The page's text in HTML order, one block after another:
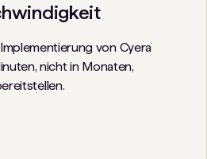
von Cyera
nicht in Monaten,